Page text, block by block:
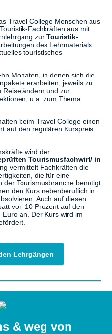
Travel College Menschen aus
Fachkräften aus mit
zur Touristik-
des Lehrmaterials
touristisches
Monaten, in denen sich die
erarbeiten, jeweils zu
Reiseländern und zur
u.a. zum Thema
beim Travel College einen
auf den regulären Kurspreis
wird der
Tourismusfachwirt/ in
vermittelt Fachkräften die
die für eine
der Tourismusbranche benötigt
den Kurs nebenberuflich in
Auch auf diesen
von 10 Prozent auf den
an. Der Kurs wird im
Lehrgängen
& weg von